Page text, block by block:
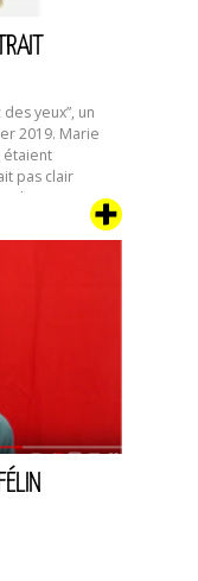
yeux”, un
2019. Marie
étaient
pas clair
l’avait
s’attendant
assez …